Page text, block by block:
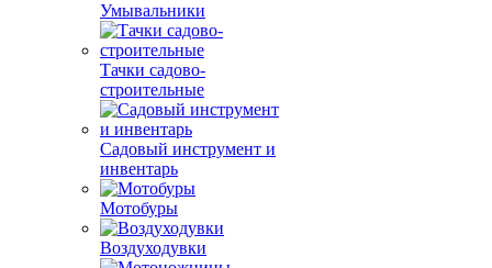
Умывальники
Тачки садово-
строительные
Садовый инструмент и
инвентарь
Мотобуры
Воздуходувки